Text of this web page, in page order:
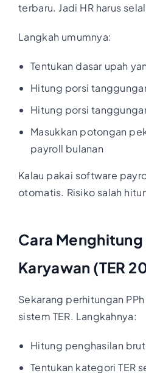
terbaru. Jadi HR harus
Langkah umumnya:
Tentukan dasar upah
Hitung porsi
Hitung porsi
Masukkan potongan
payroll bulanan
Kalau pakai software
otomatis. Risiko salah
Cara Menghitung
Karyawan (TER
Sekarang perhitungan
sistem TER. Langkahnya:
Hitung penghasilan
Tentukan kategori TER